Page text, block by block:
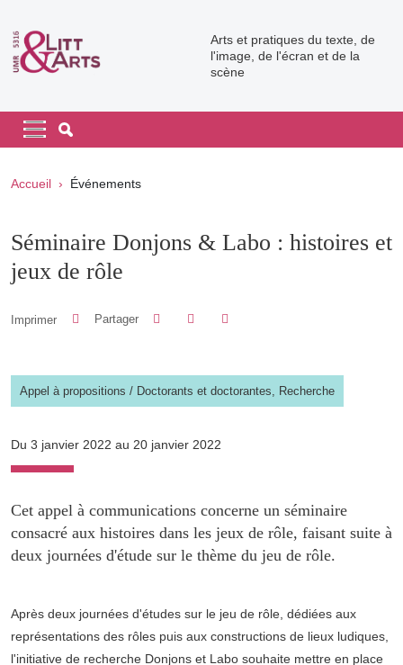
Arts et pratiques du texte, de
l'image, de l'écran et de la
scène
Navigation principale
Navigation principale mobile
Fil d'Ariane
Accueil Événements
Séminaire Donjons & Labo : histoires et
jeux de rôle
Imprimer Partager Partager sur Facebook
Partager sur LinkedIn
Appel à propositions / Doctorants et doctorantes, Recherche
Du 3 janvier 2022 au 20 janvier 2022
Cet appel à communications concerne un séminaire
consacré aux histoires dans les jeux de rôle, faisant suite à
deux journées d'étude sur le thème du jeu de rôle.
Après deux journées d'études sur le jeu de rôle, dédiées aux
représentations des rôles puis aux constructions de lieux ludiques,
l'initiative de recherche Donjons et Labo souhaite mettre en place